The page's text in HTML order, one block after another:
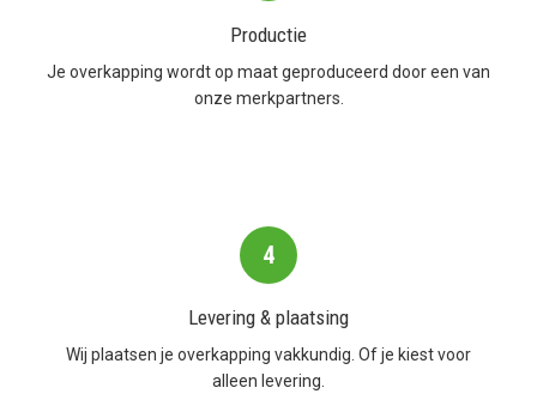
Productie
Je overkapping wordt op maat geproduceerd door een van
onze merkpartners.
4
Levering & plaatsing
Wij plaatsen je overkapping vakkundig. Of je kiest voor
alleen levering.